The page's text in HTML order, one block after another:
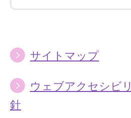
サイトマップ
ウェブアクセシビ
針